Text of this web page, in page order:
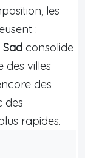
les
:
Sad consolide
des villes
des
des
rapides.